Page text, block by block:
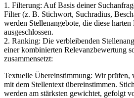
1. Filterung: Auf Basis deiner
Filter (z. B. Stichwort, Suchradius,
werden Stellenangebote, die diese
ausgeschlossen.
2. Ranking: Die verbleibenden
einer kombinierten Relevanzbewertung
zusammensetzt:
Textuelle Übereinstimmung: Wir prüfen,
mit dem Stellentext übereinstimmen.
werden am stärksten gewichtet, gefolgt